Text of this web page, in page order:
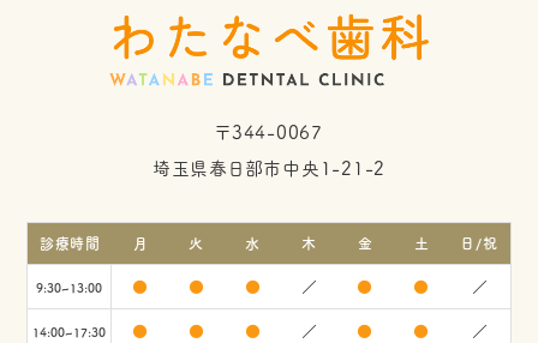
〒344-0067
埼玉県春日部市中央1-21-2
診療時間 月 火 水 木 金 土 日/祝
9:30~13:00 ● ● ● ／ ● ● ／
14:00~17:30 ● ● ● ／ ● ● ／